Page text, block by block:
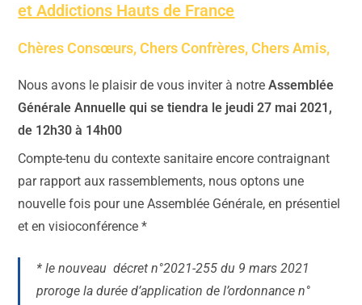
et Addictions Hauts de France
Chères Consœurs, Chers Confrères, Chers Amis,
Nous avons le plaisir de vous inviter à notreAssemblée
Générale Annuelle qui se tiendra le jeudi 27 mai 2021,
de 12h30 à 14h00
Compte-tenu du contexte sanitaire encore contraignant
par rapport aux rassemblements, nous optons une
nouvelle fois pour une Assemblée Générale, en présentiel
et en visioconférence *
*le nouveau décret n°2021-255 du 9 mars 2021
proroge la durée d’application de l’ordonnance n°